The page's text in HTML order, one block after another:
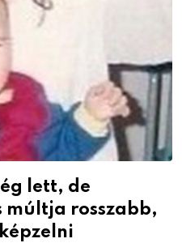
lett, de
múltja rosszabb,